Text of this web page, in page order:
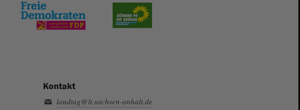
Kontakt
landtag@lt.sachsen-anhalt.de